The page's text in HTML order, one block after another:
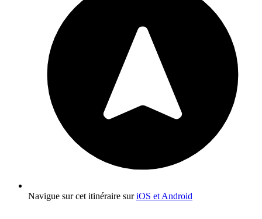
Navigue sur cet itinéraire suriOS et Android